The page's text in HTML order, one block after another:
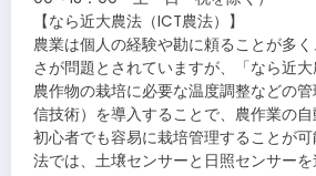
【なら近大農法（ICT農法）】
農業は個人の経験や勘に頼ることが多
さが問題とされていますが、「なら近
農作物の栽培に必要な温度調整などの
信技術）を導入することで、農作業の
初心者でも容易に栽培管理することが
法では、土壌センサーと日照センサー